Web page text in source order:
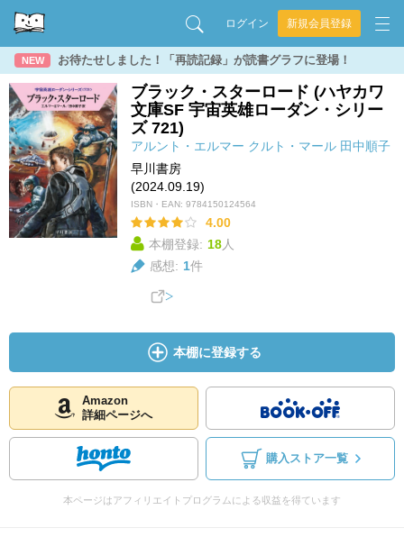
ログイン 新規会員登録
NEW お待たせしました！「再読記録」が読書グラフに登場！
ブラック・スターロード (ハヤカワ
文庫SF 宇宙英雄ローダン・シリー
ズ 721)
アルント・エルマー クルト・マール 田中順子
早川書房
(2024.09.19)
ISBN・EAN: 9784150124564
4.00
本棚登録: 18人
感想: 1件
本棚に登録する
Amazon
詳細ページへ
購入ストア一覧
本ページはアフィリエイトプログラムによる収益を得ています